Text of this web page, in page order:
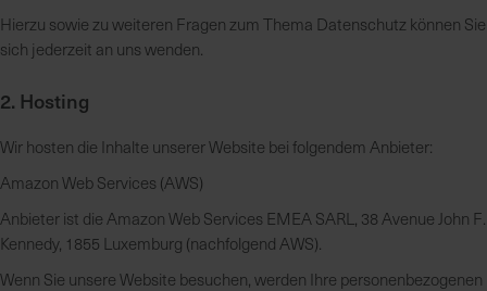
O
r
S
c
n
e
l
Hierzu sowie zu weiteren Fragen zum Thema Datenschutz können Sie
sich jederzeit an uns wenden.
2. Hosting
Wir hosten die Inhalte unserer Website bei folgendem Anbieter:
Amazon Web Services (AWS)
Anbieter ist die Amazon Web Services EMEA SARL, 38 Avenue John F.
Kennedy, 1855 Luxemburg (nachfolgend AWS).
Wenn Sie unsere Website besuchen, werden Ihre personenbezogenen